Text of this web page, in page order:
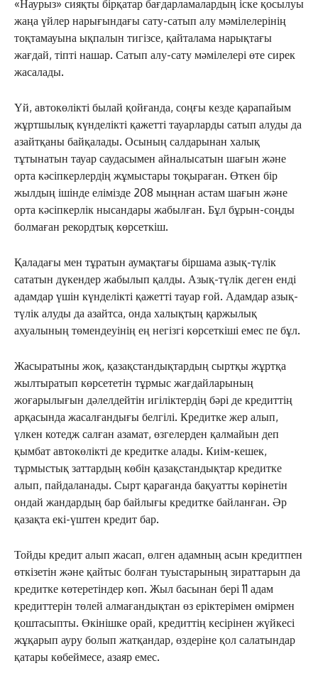
«Наурыз» сияқты бірқатар бағдарламалардың іске қосылуы
жаңа үйлер нарығындағы сату-сатып алу мәмілелерінің
тоқтамауына ықпалын тигізсе, қайталама нарықтағы
жағдай, тіпті нашар. Сатып алу-сату мәмілелері өте сирек
жасалады.
Үй, автокөлікті былай қойғанда, соңғы кезде қарапайым
жұртшылық күнделікті қажетті тауарларды сатып алуды да
азайтқаны байқалады. Осының салдарынан халық
тұтынатын тауар саудасымен айналысатын шағын және
орта кәсіпкерлердің жұмыстары тоқыраған. Өткен бір
жылдың ішінде елімізде 208 мыңнан астам шағын және
орта кәсіпкерлік нысандары жабылған. Бұл бұрын-соңды
болмаған рекордтық көрсеткіш.
Қаладағы мен тұратын аумақтағы біршама азық-түлік
сататын дүкендер жабылып қалды. Азық-түлік деген енді
адамдар үшін күнделікті қажетті тауар ғой. Адамдар азық-
түлік алуды да азайтса, онда халықтың қаржылық
ахуалының төмендеуінің ең негізгі көрсеткіші емес пе бұл.
Жасыратыны жоқ, қазақстандықтардың сыртқы жұртқа
жылтыратып көрсететін тұрмыс жағдайларының
жоғарылығын дәлелдейтін игіліктердің бәрі де кредиттің
арқасында жасалғандығы белгілі. Кредитке жер алып,
үлкен котедж салған азамат, өзгелерден қалмайын деп
қымбат автокөлікті де кредитке алады. Киім-кешек,
тұрмыстық заттардың көбін қазақстандықтар кредитке
алып, пайдаланады. Сырт қарағанда бақуатты көрінетін
ондай жандардың бар байлығы кредитке байланған. Әр
қазақта екі-үштен кредит бар.
Тойды кредит алып жасап, өлген адамның асын кредитпен
өткізетін және қайтыс болған туыстарының зираттарын да
кредитке көтеретіндер көп. Жыл басынан бері 11 адам
кредиттерін төлей алмағандықтан өз еріктерімен өмірмен
қоштасыпты. Өкінішке орай, кредиттің кесірінен жүйкесі
жұқарып ауру болып жатқандар, өздеріне қол салатындар
қатары көбеймесе, азаяр емес.